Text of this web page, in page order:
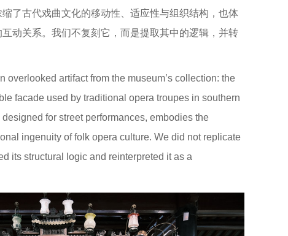
了古代戏曲文化的移动性、适应性与组织结构，也体
动关系。我们不复刻它，而是提取其中的逻辑，并转
overlooked artifact from the museum’s collection: the
facade used by traditional opera troupes in southern
for street performances, embodies the
ingenuity of folk opera culture. We did not replicate
its structural logic and reinterpreted it as a